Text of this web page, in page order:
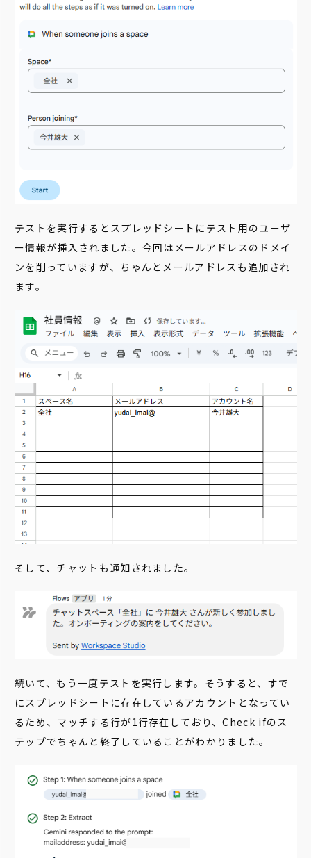
テストを実行するとスプレッドシートにテスト用のユーザ
ー情報が挿入されました。今回はメールアドレスのドメイ
ンを削っていますが、ちゃんとメールアドレスも追加され
ます。
そして、チャットも通知されました。
続いて、もう一度テストを実行します。そうすると、すで
にスプレッドシートに存在しているアカウントとなってい
るため、マッチする行が1行存在しており、Check ifのス
テップでちゃんと終了していることがわかりました。